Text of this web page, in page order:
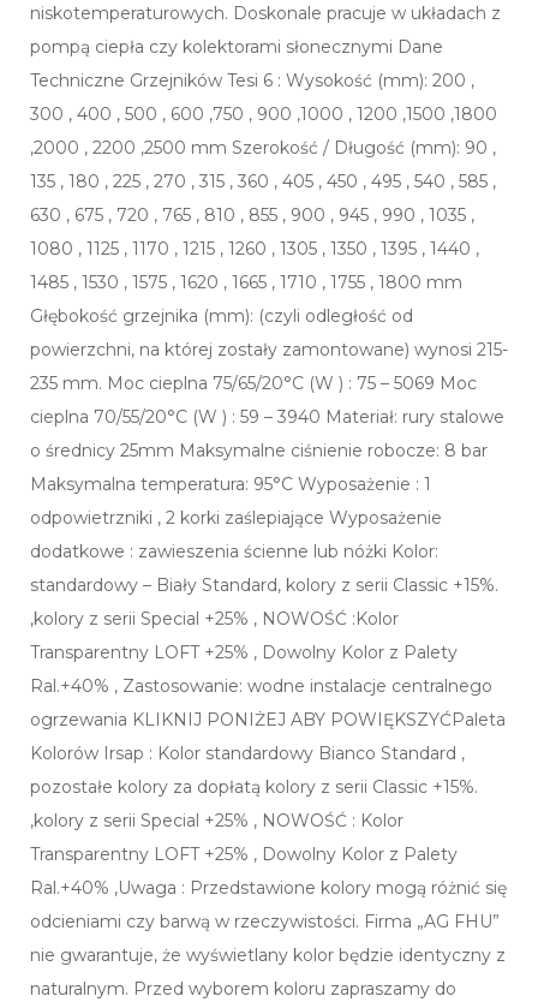
niskotemperaturowych. Doskonale pracuje w układach z
pompą ciepła czy kolektorami słonecznymi Dane
Techniczne Grzejników Tesi 6 : Wysokość (mm): 200 ,
300 , 400 , 500 , 600 ,750 , 900 ,1000 , 1200 ,1500 ,1800
,2000 , 2200 ,2500 mm Szerokość / Długość (mm): 90 ,
135 , 180 , 225 , 270 , 315 , 360 , 405 , 450 , 495 , 540 , 585 ,
630 , 675 , 720 , 765 , 810 , 855 , 900 , 945 , 990 , 1035 ,
1080 , 1125 , 1170 , 1215 , 1260 , 1305 , 1350 , 1395 , 1440 ,
1485 , 1530 , 1575 , 1620 , 1665 , 1710 , 1755 , 1800 mm
Głębokość grzejnika (mm): (czyli odległość od
powierzchni, na której zostały zamontowane) wynosi 215-
235 mm. Moc cieplna 75/65/20°C (W ) : 75 – 5069 Moc
cieplna 70/55/20°C (W ) : 59 – 3940 Materiał: rury stalowe
o średnicy 25mm Maksymalne ciśnienie robocze: 8 bar
Maksymalna temperatura: 95°C Wyposażenie : 1
odpowietrzniki , 2 korki zaślepiające Wyposażenie
dodatkowe : zawieszenia ścienne lub nóżki Kolor:
standardowy – Biały Standard, kolory z serii Classic +15%.
,kolory z serii Special +25% , NOWOŚĆ :Kolor
Transparentny LOFT +25% , Dowolny Kolor z Palety
Ral.+40% , Zastosowanie: wodne instalacje centralnego
ogrzewania KLIKNIJ PONIŻEJ ABY POWIĘKSZYĆPaleta
Kolorów Irsap : Kolor standardowy Bianco Standard ,
pozostałe kolory za dopłatą kolory z serii Classic +15%.
,kolory z serii Special +25% , NOWOŚĆ : Kolor
Transparentny LOFT +25% , Dowolny Kolor z Palety
Ral.+40% ,Uwaga : Przedstawione kolory mogą różnić się
odcieniami czy barwą w rzeczywistości. Firma „AG FHU”
nie gwarantuje, że wyświetlany kolor będzie identyczny z
naturalnym. Przed wyborem koloru zapraszamy do